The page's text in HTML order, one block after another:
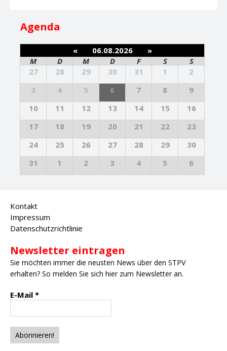
Agenda
« 06.08.2026
»
M
D M D F S
S
27
28 29 30 31 1
2
3
4 5 6 7 8
9
10
11 12 13 14 15
16
17
18 19 20 21 22
23
24
25 26 27 28 29
30
31
1 2 3 4 5 6
Kontakt
Impressum
Datenschutzrichtlinie
Newsletter eintragen
Sie möchten immer die neusten News über den STPV
erhalten? So melden Sie sich hier zum Newsletter an.
E-Mail *